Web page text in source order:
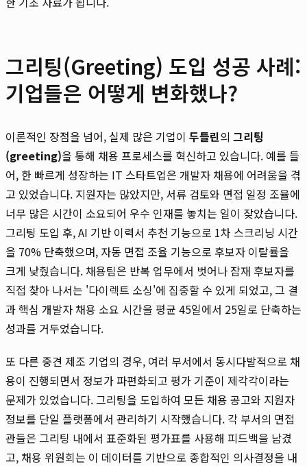
그리팅(Greeting) 도입 성공 사례:
기업들은 어떻게 변화했나?
이론적인 장점을 넘어, 실제 많은 기업이 두들린의 그리팅
(greeting)을 통해 채용 프로세스를 혁신하고 있습니다. 예를 들
어, 한 빠르게 성장하는 IT 스타트업은 개발자 채용에 어려움을 겪
고 있었습니다. 지원자는 많았지만, 서류 검토와 면접 일정 조율에
너무 많은 시간이 소요되어 우수 인재를 놓치는 일이 잦았습니다.
그리팅 도입 후, AI 기반 이력서 추천 기능으로 1차 스크리닝 시간
을 70% 단축했으며, 자동 면접 조율 기능으로 후보자 이탈률을
크게 낮췄습니다. 채용팀은 반복 업무에서 벗어나 잠재 후보자를
직접 찾아 나서는 '다이렉트 소싱'에 집중할 수 있게 되었고, 그 결
과 핵심 개발자 채용 소요 시간을 평균 45일에서 25일로 단축하는
성과를 거두었습니다.
또 다른 중견 제조 기업의 경우, 여러 부서에서 동시다발적으로 채
용이 진행되면서 정보가 파편화되고 평가 기준이 제각각이라는
문제가 있었습니다. 그리팅을 도입하여 모든 채용 공고와 지원자
정보를 단일 플랫폼에서 관리하기 시작했습니다. 각 부서의 면접
관들은 그리팅 내에서 표준화된 평가표를 사용해 피드백을 남겼
고, 채용 위원회는 이 데이터를 기반으로 종합적인 의사결정을 내